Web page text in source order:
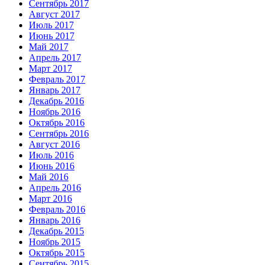
Сентябрь 2017
Август 2017
Июль 2017
Июнь 2017
Май 2017
Апрель 2017
Март 2017
Февраль 2017
Январь 2017
Декабрь 2016
Ноябрь 2016
Октябрь 2016
Сентябрь 2016
Август 2016
Июль 2016
Июнь 2016
Май 2016
Апрель 2016
Март 2016
Февраль 2016
Январь 2016
Декабрь 2015
Ноябрь 2015
Октябрь 2015